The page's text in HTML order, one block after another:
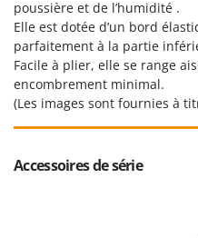
Paterlini
Philips
Pramac
Prismafood
R
R.G.V.
poussière et de l’humidité .
Elle est dotée d’un bord
parfaitement à la partie
Facile à plier, elle se range
encombrement minimal.
(Les images sont fournies à
Accessoires de série